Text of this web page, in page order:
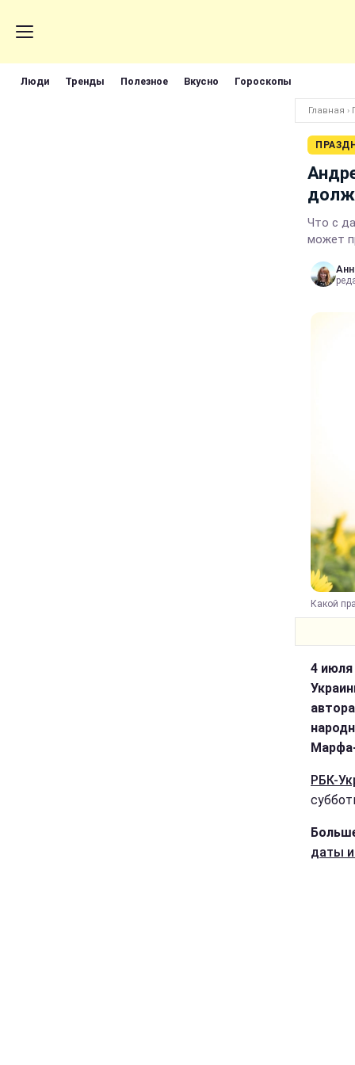
Люди Тренды Полезное Вкусно Гороскопы
Главная ›
Что с
может
Какой
4 июля
РБК-
даты